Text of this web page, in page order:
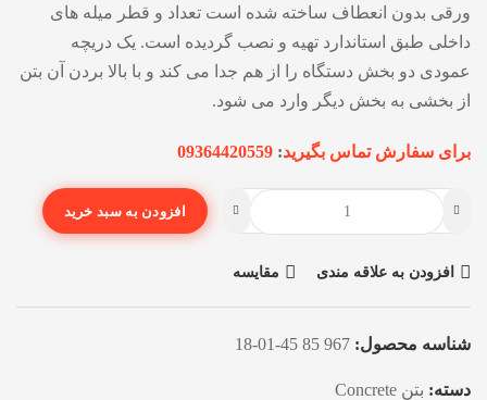
ورقی بدون انعطاف ساخته شده است تعداد و قطر میله های
داخلی طبق استاندارد تهیه و نصب گردیده است. یک دریچه
عمودی دو بخش دستگاه را از هم جدا می کند و با بالا بردن آن بتن
از بخشی به بخش دیگر وارد می شود.
برای سفارش تماس بگیرید:
09364420559
افزودن به سبد خرید
افزودن به علاقه مندی مقایسه
شناسه محصول: 967 85 45-01-18
دسته: بتن Concrete